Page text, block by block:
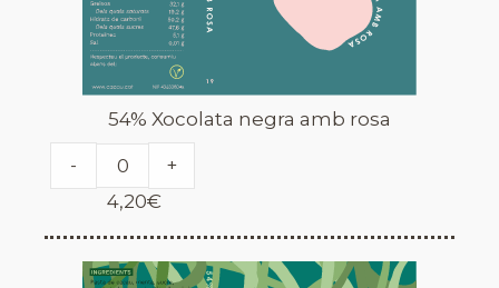
54% Xocolata negra amb rosa
-
+
4,20€